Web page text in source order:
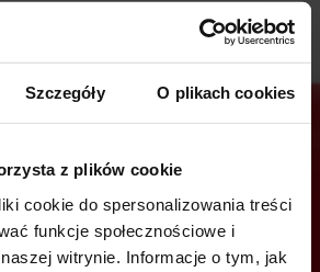
Szczegóły O plikach cookies
z plików cookie
cookie do spersonalizowania treści
funkcje społecznościowe i
witrynie. Informacje o tym, jak
tą ofertą?